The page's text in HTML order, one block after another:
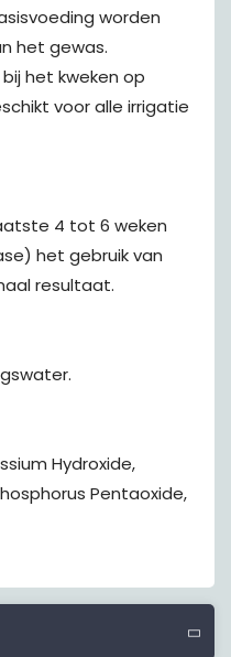
worden
het gewas.
het kweken op
voor alle irrigatie
4 tot 6 weken
het gebruik van
resultaat.
Hydroxide,
Pentaoxide,